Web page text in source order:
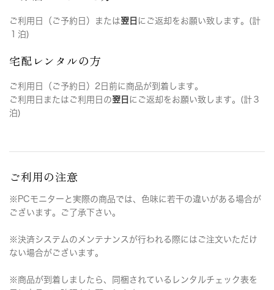
ご利用日（ご予約日）または翌日 にご返却をお願い致します。(計
１泊)
宅配レンタルの方
ご利用日（ご予約日）2日前に商品が到着します。
ご利用日またはご利用日の翌日 にご返却をお願い致します。(計３
泊)
ご利用の注意
※PCモニターと実際の商品では、色味に若干の違いがある場合が
ございます。ご了承下さい。
※決済システムのメンテナンスが行われる際にはご注文いただけ
ない場合がございます。
※商品が到着しましたら、同梱されているレンタルチェック表を